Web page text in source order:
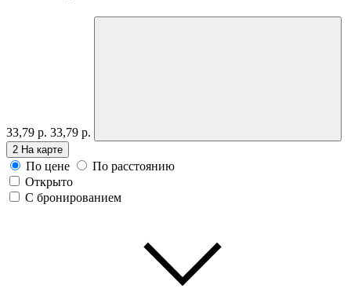
33,79 р. 33,79 р.
2 На карте
По цене
По расстоянию
Открыто
С бронированием